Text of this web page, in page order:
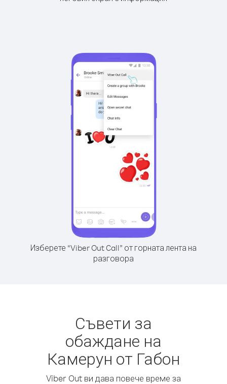
Изберете “Viber Out Call” от горната лента на
разговора
Съвети за
обаждане на
Камерун от Габон
Viber Out ви дава повече време за